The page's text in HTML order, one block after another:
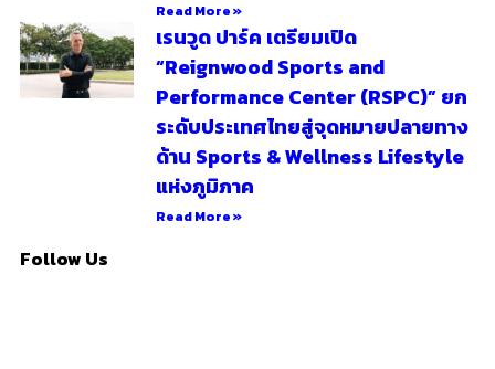
Read More »
เรนวูด ปาร์ค เตรียมเปิด
“Reignwood Sports and
Performance Center (RSPC)” ยก
ระดับประเทศไทยสู่จุดหมายปลายทาง
ด้าน Sports & Wellness Lifestyle
แห่งภูมิภาค
Read More »
Follow Us